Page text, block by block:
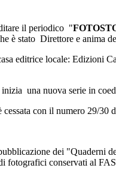
il periodico "
è stato Direttore e anima
editrice locale: Edizioni
una nuova serie in
con il numero 29/30
dei "Quaderni
fotografici conservati al